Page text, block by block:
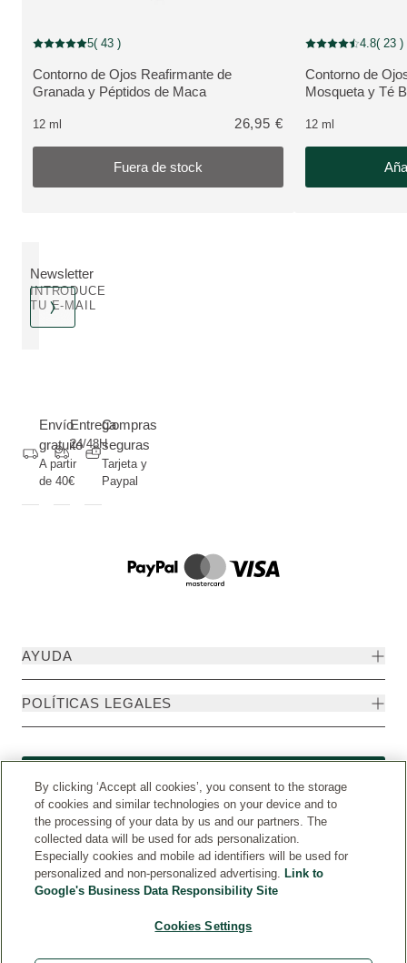
Fuera de stock
VER PRODUCTO:
Contorno de Ojos Reafirmante de
Granada y Péptidos de Maca
Puntuación: 5 / 5 estrellas 43 valoraciones de usuarios
5( 43 )
12 ml 26,95 €
Fuera de stock
VER
Contorno de
Mosqueta y Té
Puntuación: 4.8 /
4.8( 23 )
12 ml
Newsletter
INTRODUCE
TU E-MAIL
Envío
gratuito
A partir
de 40€
Entrega
24/48H
Compras
seguras
Tarjeta y
Paypal
AYUDA
POLÍTICAS LEGALES
By clicking ‘Accept all cookies’, you consent to the storage
of cookies and similar technologies on your device and to
the processing of your data by us and our partners. The
collected data will be used for ads personalization.
Especially cookies and mobile ad identifiers will be used for
personalized and non-personalized advertising. Link to
Google's Business Data Responsibility Site
Cookies Settings